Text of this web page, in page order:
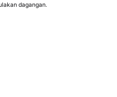
dagangan.